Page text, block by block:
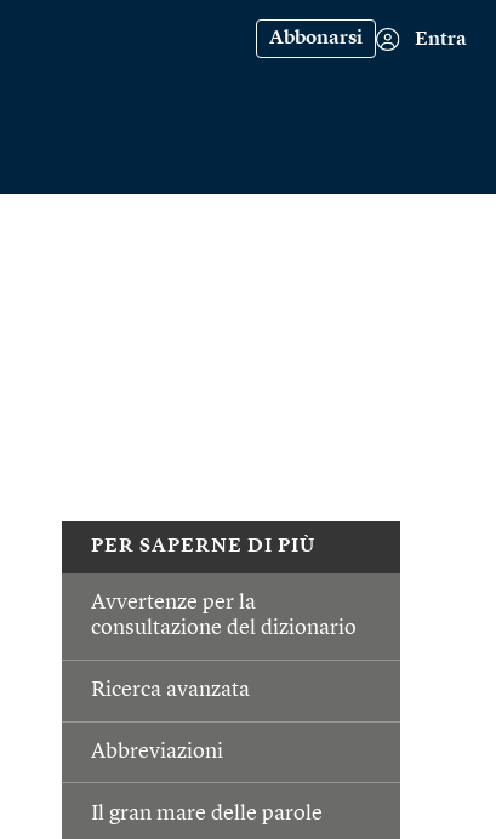
Abbonarsi Entra
PER SAPERNE DI PIÙ
Avvertenze per la
consultazione del dizionario
Ricerca avanzata
Abbreviazioni
Il gran mare delle parole